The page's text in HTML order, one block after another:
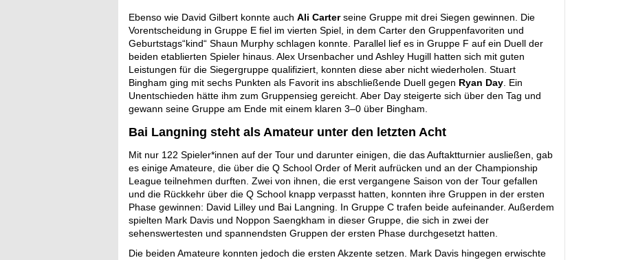
Ebenso wie David Gilbert konnte auch Ali Carterseine Gruppe mit drei Siegen gewinnen. Die
Vorentscheidung in Gruppe E fiel im vierten Spiel, in dem Carter den Gruppenfavoriten und
Geburtstags“kind“ Shaun Murphy schlagen konnte. Parallel lief es in Gruppe F auf ein Duell der
beiden etablierten Spieler hinaus. Alex Ursenbacher und Ashley Hugill hatten sich mit guten
Leistungen für die Siegergruppe qualifiziert, konnten diese aber nicht wiederholen. Stuart
Bingham ging mit sechs Punkten als Favorit ins abschließende Duell gegen Ryan Day . Ein
Unentschieden hätte ihm zum Gruppensieg gereicht. Aber Day steigerte sich über den Tag und
gewann seine Gruppe am Ende mit einem klaren 3–0 über Bingham.
Bai Langning steht als Amateur unter den letzten Acht
Mit nur 122 Spieler*innen auf der Tour und darunter einigen, die das Auftaktturnier ausließen, gab
es einige Amateure, die über die Q School Order of Merit aufrücken und an der Championship
League teilnehmen durften. Zwei von ihnen, die erst vergangene Saison von der Tour gefallen
und die Rückkehr über die Q School knapp verpasst hatten, konnten ihre Gruppen in der ersten
Phase gewinnen: David Lilley und Bai Langning. In Gruppe C trafen beide aufeinander. Außerdem
spielten Mark Davis und Noppon Saengkham in dieser Gruppe, die sich in zwei der
sehenswertesten und spannendsten Gruppen der ersten Phase durchgesetzt hatten.
Die beiden Amateure konnten jedoch die ersten Akzente setzen. Mark Davis hingegen erwischte